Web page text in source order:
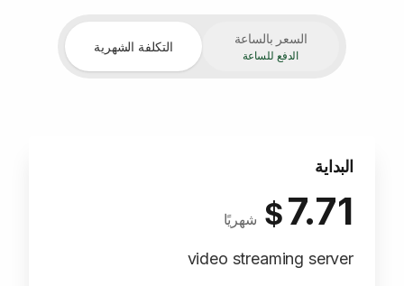
السعر بالساعة
الدفع للساعة
التكلفة الشهرية
البداية
7.71
$ شهريًا
video streaming server